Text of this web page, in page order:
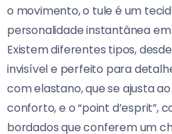
o movimento, o tule é um
personalidade instantânea
Existem diferentes tipos, desde
invisível e perfeito para
com elastano, que se ajusta
conforto, e o “point d’esprit”,
bordados que conferem um